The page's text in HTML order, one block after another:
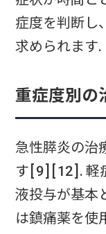
症度を判断し
求められます.
重症度別の
急性膵炎の治
す[9][12]. 軽
液投与が基本
は鎮痛薬を使